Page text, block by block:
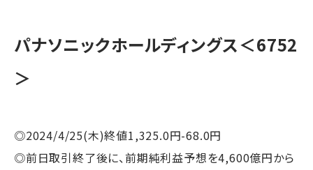
パナソニックホールディングス＜6752
＞
◎2024/4/25(木)終値1,325.0円-68.0円
◎前日取引終了後に、前期純利益予想を4,600億円から